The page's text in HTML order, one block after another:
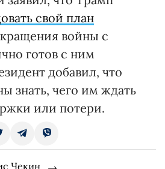
свой план
войны с
готов с ним
добавил, что
знать, чего им ждать
или потери.
Чекин